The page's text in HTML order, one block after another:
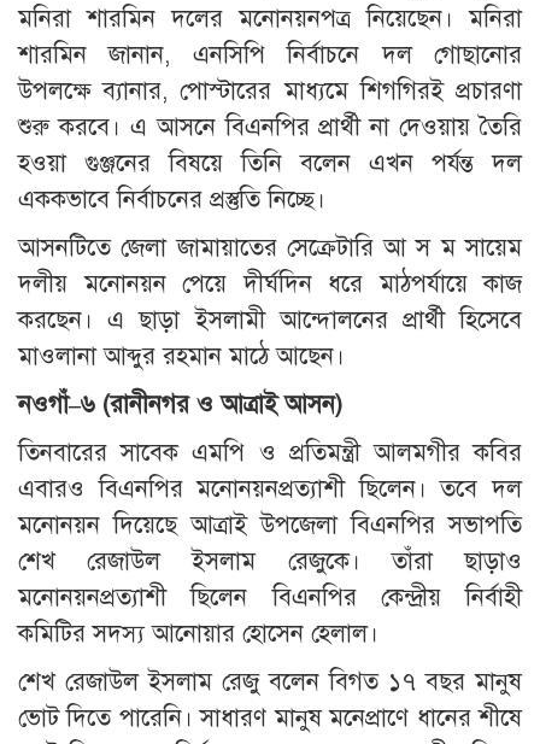
মনিরা শারমিন দলের মনোনয়নপত্র নিয়েছেন। মনিরা
শারমিন জানান, এনসিপি নির্বাচনে দল গোছানোর
উপলক্ষে ব্যানার, পোস্টারের মাধ্যমে শিগগিরই প্রচারণা
শুরু করবে। এ আসনে বিএনপির প্রার্থী না দেওয়ায় তৈরি
হওয়া গুঞ্জনের বিষয়ে তিনি বলেন এখন পর্যন্ত দল
এককভাবে নির্বাচনের প্রস্তুতি নিচ্ছে।
আসনটিতে জেলা জামায়াতের সেক্রেটারি আ স ম সায়েম
দলীয় মনোনয়ন পেয়ে দীর্ঘদিন ধরে মাঠপর্যায়ে কাজ
করছেন। এ ছাড়া ইসলামী আন্দোলনের প্রার্থী হিসেবে
মাওলানা আব্দুর রহমান মাঠে আছেন।
নওগাঁ–৬ (রানীনগর ও আত্রাই আসন)
তিনবারের সাবেক এমপি ও প্রতিমন্ত্রী আলমগীর কবির
এবারও বিএনপির মনোনয়নপ্রত্যাশী ছিলেন। তবে দল
মনোনয়ন দিয়েছে আত্রাই উপজেলা বিএনপির সভাপতি
শেখ রেজাউল ইসলাম রেজুকে। তাঁরা ছাড়াও
মনোনয়নপ্রত্যাশী ছিলেন বিএনপির কেন্দ্রীয় নির্বাহী
কমিটির সদস্য আনোয়ার হোসেন হেলাল।
শেখ রেজাউল ইসলাম রেজু বলেন বিগত ১৭ বছর মানুষ
ভোট দিতে পারেনি। সাধারণ মানুষ মনেপ্রাণে ধানের শীষে